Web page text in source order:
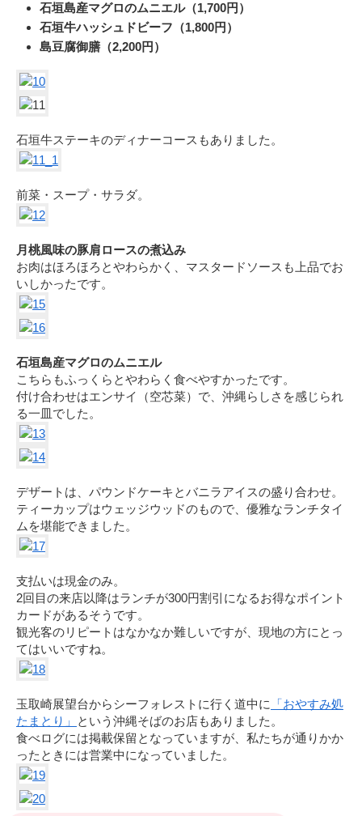
石垣島産マグロのムニエル（1,700円）
石垣牛ハッシュドビーフ（1,800円）
島豆腐御膳（2,200円）
石垣牛ステーキのディナーコースもありました。
前菜・スープ・サラダ。
月桃風味の豚肩ロースの煮込み
お肉はほろほろとやわらかく、マスタードソースも上品でお
いしかったです。
石垣島産マグロのムニエル
こちらもふっくらとやわらく食べやすかったです。
付け合わせはエンサイ（空芯菜）で、沖縄らしさを感じられ
る一皿でした。
デザートは、パウンドケーキとバニラアイスの盛り合わせ。
ティーカップはウェッジウッドのもので、優雅なランチタイ
ムを堪能できました。
支払いは現金のみ。
2回目の来店以降はランチが300円割引になるお得なポイント
カードがあるそうです。
観光客のリピートはなかなか難しいですが、現地の方にとっ
てはいいですね。
玉取崎展望台からシーフォレストに行く道中に
「おやすみ処
たまとり」
という沖縄そばのお店もありました。
食べログには掲載保留となっていますが、私たちが通りかか
ったときには営業中になっていました。